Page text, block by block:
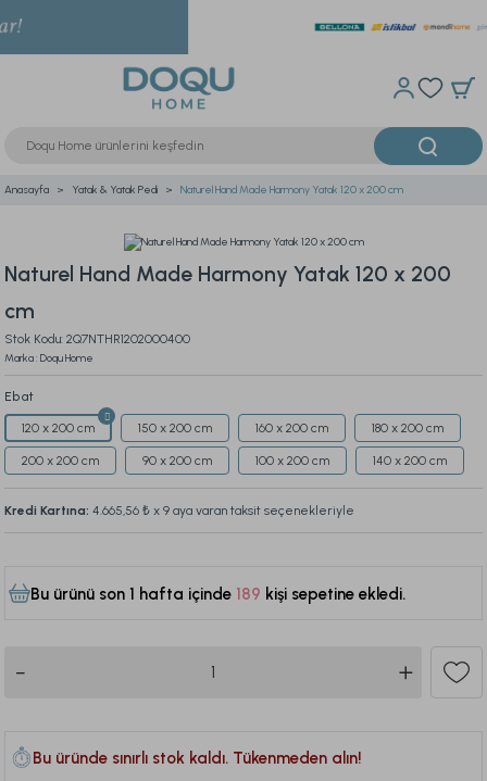
Anasayfa Yatak & Yatak Pedi Naturel Hand Made Harmony Yatak 120 x 200 cm
Naturel Hand Made Harmony Yatak 120 x 200
cm
Stok Kodu: 2Q7NTHR1202000400
Marka : Doqu Home
Ebat
120 x 200 cm 150 x 200 cm 160 x 200 cm 180 x 200 cm
200 x 200 cm 90 x 200 cm 100 x 200 cm 140 x 200 cm
Kredi Kartına: 4.665,56 ₺ x 9 aya varan taksit seçenekleriyle
Bu ürünü son 1 hafta içinde 189 kişi sepetine ekledi.
Bu üründe sınırlı stok kaldı. Tükenmeden alın!